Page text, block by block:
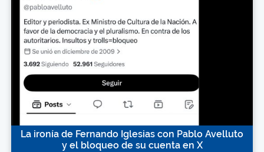
La ironía de Fernando Iglesias con Pablo Avelluto
y el bloqueo de su cuenta en X